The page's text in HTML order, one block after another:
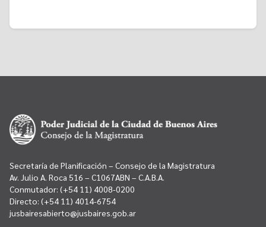
Secretaría de Planificación – Consejo de la Magistratura
Av. Julio A. Roca 516 – C1067ABN – C.A.B.A.
Conmutador: (+54 11) 4008-0200
Directo: (+54 11) 4014-6754
jusbairesabierto@jusbaires.gob.ar